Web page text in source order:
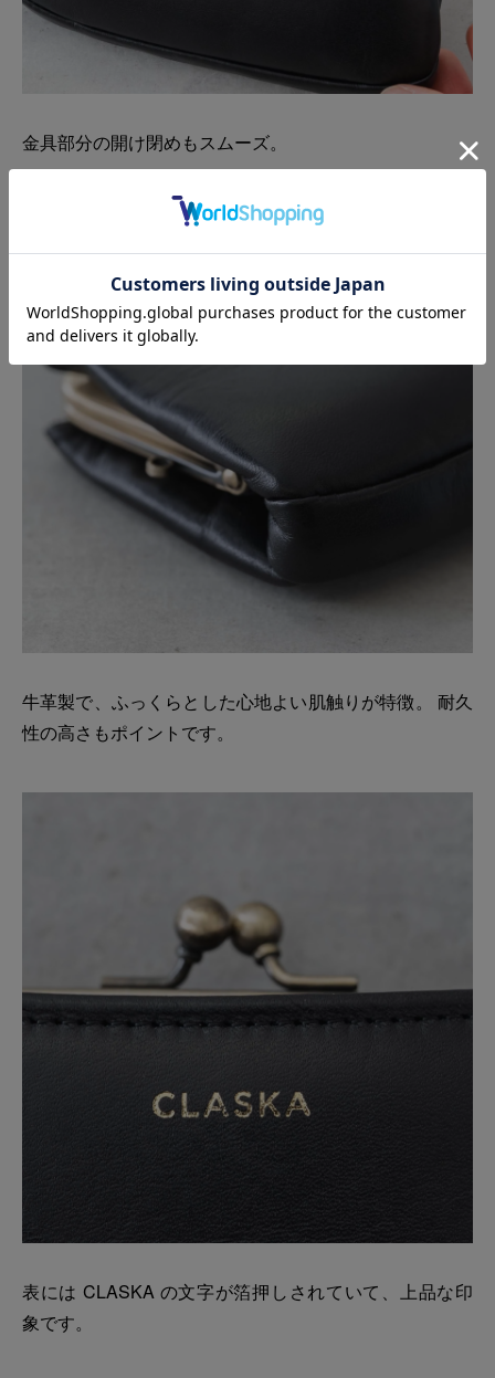
金具部分の開け閉めもスムーズ。
牛革製で、ふっくらとした心地よい肌触りが特徴。 耐久
性の高さもポイントです。
表には CLASKA の文字が箔押しされていて、上品な印
象です。